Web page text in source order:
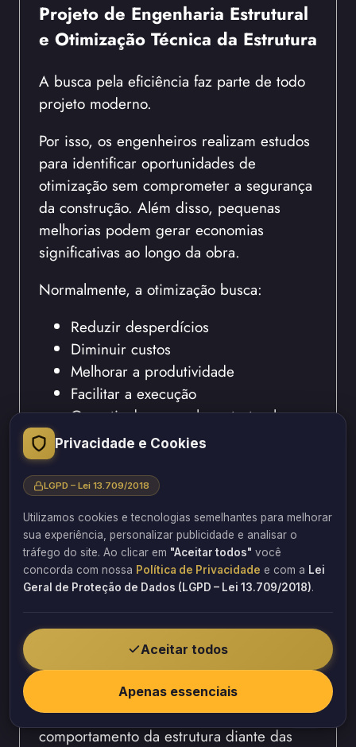
Projeto de Engenharia Estrutural
e Otimização Técnica da Estrutura
A busca pela eficiência faz parte de todo
projeto moderno.
Por isso, os engenheiros realizam estudos
para identificar oportunidades de
otimização sem comprometer a segurança
da construção. Além disso, pequenas
melhorias podem gerar economias
significativas ao longo da obra.
Normalmente, a otimização busca:
Reduzir desperdícios
Diminuir custos
Melhorar a produtividade
Facilitar a execução
Garantir desempenho estrutural
Dessa forma, o projeto torna-se mais
competitivo e economicamente viável.
Cálculos, Modelagem e
Dimensionamento
inicia-se a fase de cálculos e
dimensionamentos. Nesse momento, o
projeto de engenharia estrutural passa a
utilizar ferramentas técnicas avançadas
para verificar a resistência e o
comportamento da estrutura diante das
Privacidade e Cookies
LGPD – Lei 13.709/2018
Utilizamos cookies e tecnologias semelhantes para melhorar
sua experiência, personalizar publicidade e analisar o
tráfego do site. Ao clicar em "Aceitar todos" você
concorda com nossa Política de Privacidade e com a Lei
Geral de Proteção de Dados (LGPD – Lei 13.709/2018).
Aceitar todos
Apenas essenciais